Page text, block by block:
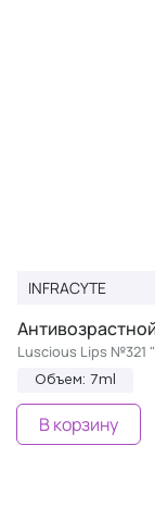
INFRACYTE
Luscious Lips №321
Объем: 7ml
В корзину